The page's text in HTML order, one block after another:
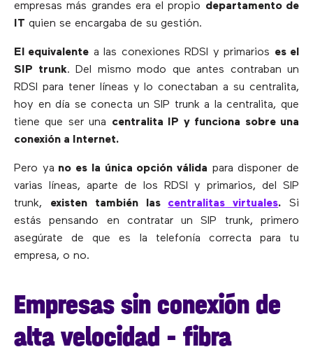
empresas más grandes era el propio departamento de
IT quien se encargaba de su gestión.
El equivalente a las conexiones RDSI y primarios es el
SIP trunk. Del mismo modo que antes contraban un
RDSI para tener líneas y lo conectaban a su centralita,
hoy en día se conecta un SIP trunk a la centralita, que
tiene que ser una centralita IP y funciona sobre una
conexión a Internet.
Pero ya no es la única opción válida para disponer de
varias líneas, aparte de los RDSI y primarios, del SIP
trunk, existen también las centralitas virtuales.Si
estás pensando en contratar un SIP trunk, primero
asegúrate de que es la telefonía correcta para tu
empresa, o no.
Empresas sin conexión de
alta velocidad – fibra